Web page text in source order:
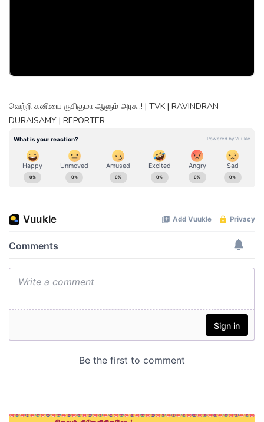
வெற்றி கனியை ருசிகுமா ஆளும் அரசு..! | TVK | RAVINDRAN
DURAISAMY | REPORTER